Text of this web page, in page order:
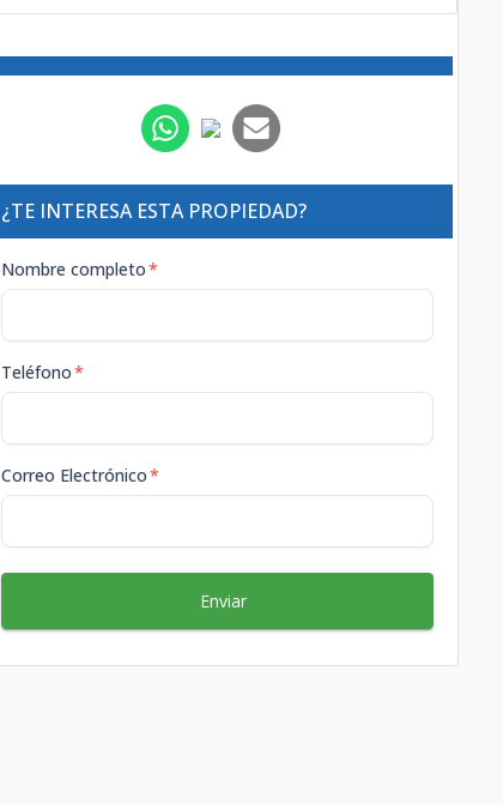
¿TE INTERESA ESTA PROPIEDAD?
Nombre completo*
Teléfono*
Correo Electrónico*
Enviar